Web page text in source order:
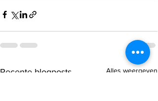
Recente blogposts Alles weergeven